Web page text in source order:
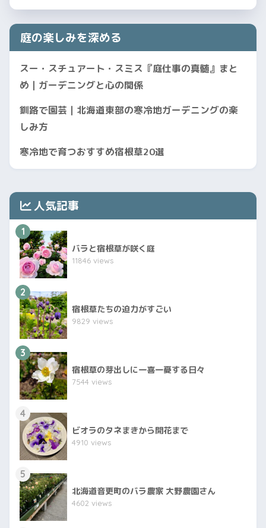
庭の楽しみを深める
スー・スチュアート・スミス『庭仕事の真髄』まと
め｜ガーデニングと心の関係
釧路で園芸｜北海道東部の寒冷地ガーデニングの楽
しみ方
寒冷地で育つおすすめ宿根草20選
人気記事
1
バラと宿根草が咲く庭
11846 views
2
宿根草たちの迫力がすごい
9829 views
3
宿根草の芽出しに一喜一憂する日々
7544 views
4
ビオラのタネまきから開花まで
4910 views
5
北海道音更町のバラ農家 大野農園さん
4602 views